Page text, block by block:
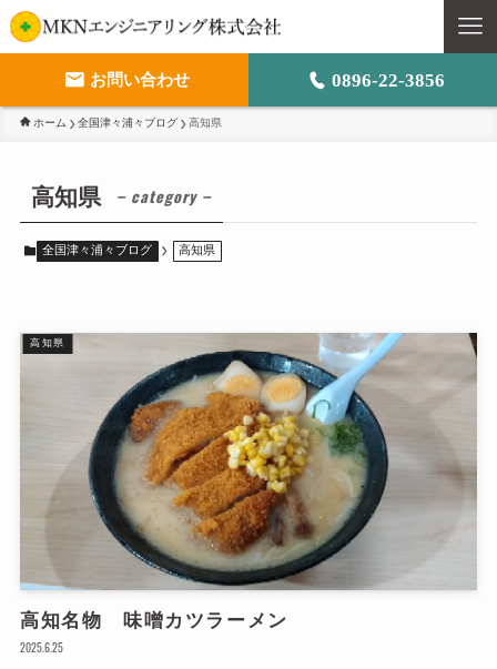
お問い合わせ 0896-22-3856
ホーム 全国津々浦々ブログ 高知県
高知県 – category –
全国津々浦々ブログ 高知県
高知県
高知名物 味噌カツラーメン
2025.6.25